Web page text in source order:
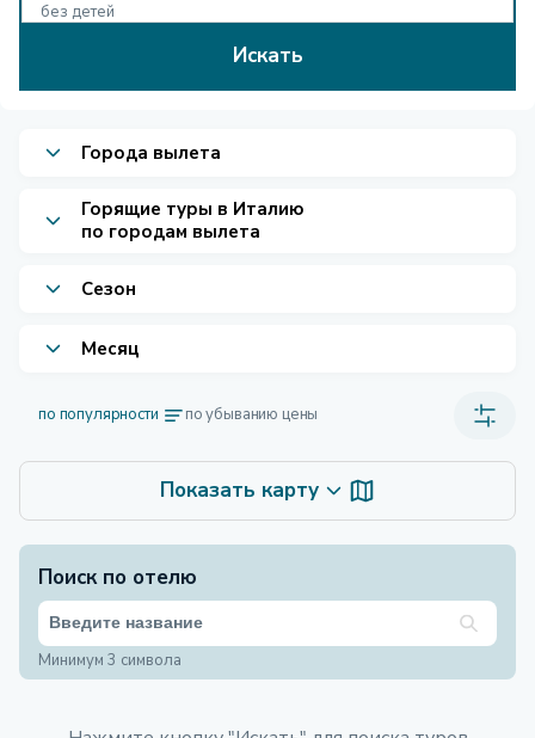
без детей
Искать
Города вылета
Горящие туры в Италию
по городам вылета
Сезон
Месяц
по популярности по убыванию цены
Показать карту
Поиск по отелю
Минимум 3 символа